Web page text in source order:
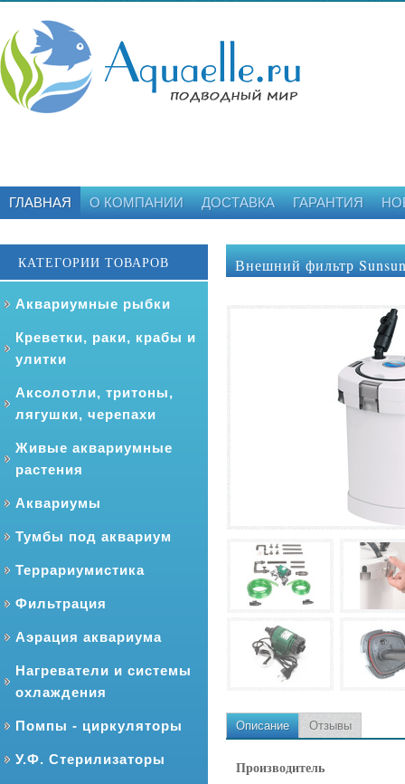
ГЛАВНАЯ О КОМПАНИИ ДОСТАВКА ГАРАНТИЯ
КАТЕГОРИИ ТОВАРОВ
Аквариумные рыбки
Креветки, раки, крабы и
улитки
Аксолотли, тритоны,
лягушки, черепахи
Живые аквариумные
растения
Аквариумы
Тумбы под аквариум
Террариумистика
Фильтрация
Аэрация аквариума
Нагреватели и системы
охлаждения
Помпы - циркуляторы
У.Ф. Стерилизаторы
Внешний фильтр
Описание Отзывы
Производитель